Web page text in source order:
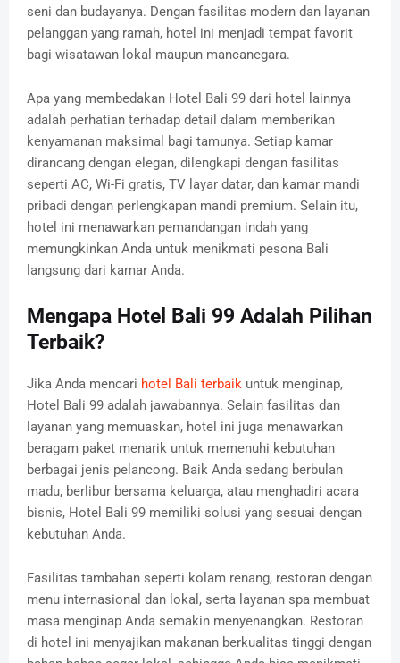
seni dan budayanya. Dengan fasilitas modern dan layanan
pelanggan yang ramah, hotel ini menjadi tempat favorit
bagi wisatawan lokal maupun mancanegara.
Apa yang membedakan Hotel Bali 99 dari hotel lainnya
adalah perhatian terhadap detail dalam memberikan
kenyamanan maksimal bagi tamunya. Setiap kamar
dirancang dengan elegan, dilengkapi dengan fasilitas
seperti AC, Wi-Fi gratis, TV layar datar, dan kamar mandi
pribadi dengan perlengkapan mandi premium. Selain itu,
hotel ini menawarkan pemandangan indah yang
memungkinkan Anda untuk menikmati pesona Bali
langsung dari kamar Anda.
Mengapa Hotel Bali 99 Adalah Pilihan
Terbaik?
Jika Anda mencari hotel Bali terbaik untuk menginap,
Hotel Bali 99 adalah jawabannya. Selain fasilitas dan
layanan yang memuaskan, hotel ini juga menawarkan
beragam paket menarik untuk memenuhi kebutuhan
berbagai jenis pelancong. Baik Anda sedang berbulan
madu, berlibur bersama keluarga, atau menghadiri acara
bisnis, Hotel Bali 99 memiliki solusi yang sesuai dengan
kebutuhan Anda.
Fasilitas tambahan seperti kolam renang, restoran dengan
menu internasional dan lokal, serta layanan spa membuat
masa menginap Anda semakin menyenangkan. Restoran
di hotel ini menyajikan makanan berkualitas tinggi dengan